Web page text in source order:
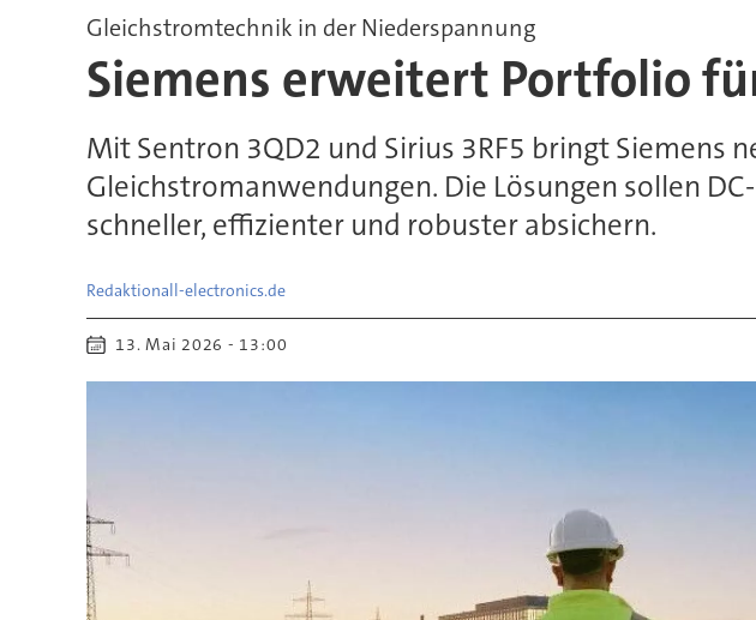
Gleichstromtechnik in der Niederspannung
Siemens erweitert Portfolio
Mit Sentron 3QD2 und Sirius 3RF5 bringt Siemens
Gleichstromanwendungen. Die Lösungen sollen
schneller, effizienter und robuster absichern.
Redaktionall-electronics.de
13. Mai 2026 - 13:00